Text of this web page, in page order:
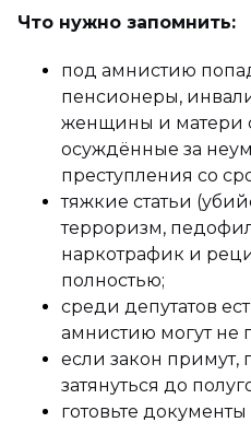
Что нужно запомнить:
под амнистию
пенсионеры,
женщины и матери
осуждённые за
преступления со
тяжкие статьи
терроризм,
наркотрафик и
полностью;
среди депутатов
амнистию могут не
если закон примут,
затянуться до
готовьте документы